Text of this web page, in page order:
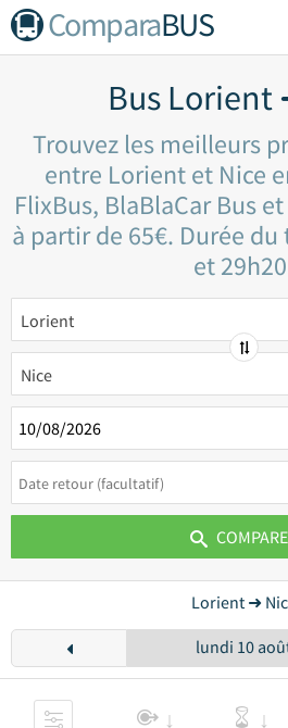
ComparaBUS
Bus Lorient
Trouvez les meilleurs
entre Lorient et Nice
FlixBus, BlaBlaCar Bus
à partir de 65€. Durée
et
Lorient
Nice
Lorient ➜
lundi 10